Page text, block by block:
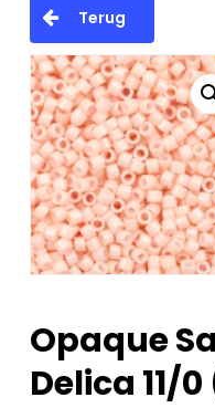
Terug
Opaque
Delica 11/